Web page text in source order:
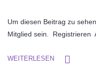
Um diesen Beitrag zu
Mitglied sein. Registrieren
WEITERLESEN